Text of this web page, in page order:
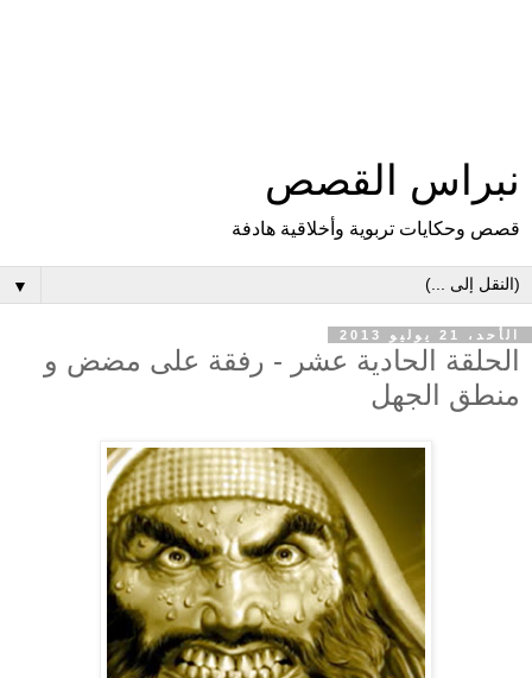
نبراس القصص
قصص وحكايات تربوية وأخلاقية هادفة
▼
الأحد، 21 يوليو 2013
الحلقة الحادية عشر - رفقة على مضض و
منطق الجهل